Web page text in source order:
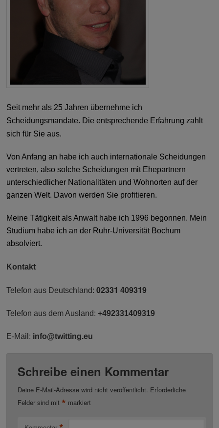
Seit mehr als 25 Jahren übernehme ich
Scheidungsmandate. Die entsprechende Erfahrung zahlt
sich für Sie aus.
Von Anfang an habe ich auch internationale Scheidungen
vertreten, also solche Scheidungen mit Ehepartnern
unterschiedlicher Nationalitäten und Wohnorten auf der
ganzen Welt. Davon werden Sie profitieren.
Meine Tätigkeit als Anwalt habe ich 1996 begonnen. Mein
Studium habe ich an der Ruhr-Universität Bochum
absolviert.
Kontakt
Telefon aus Deutschland:02331 409319
Telefon aus dem Ausland:+492331409319
E-Mail: info@twitting.eu
Schreibe einen Kommentar
Deine E-Mail-Adresse wird nicht veröffentlicht. Erforderliche
Felder sind mit * markiert